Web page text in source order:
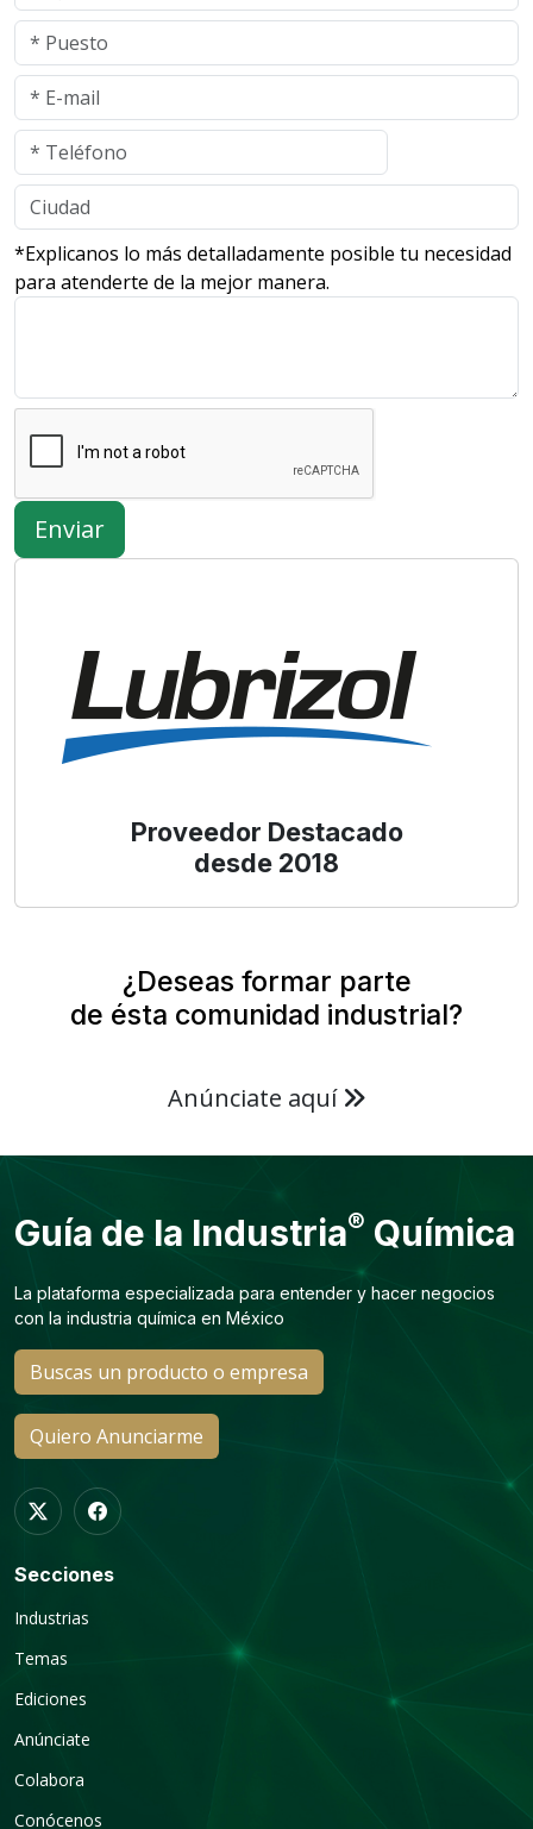
*Explicanos lo más detalladamente posible tu necesidad
para atenderte de la mejor manera.
Enviar
Proveedor Destacado
desde 2018
¿Deseas formar parte
de ésta comunidad industrial?
Anúnciate aquí
Guía de la Industria® Química
La plataforma especializada para entender y hacer negocios
con la industria química en México
Buscas un producto o empresa
Quiero Anunciarme
Secciones
Industrias
Temas
Ediciones
Anúnciate
Colabora
Conócenos